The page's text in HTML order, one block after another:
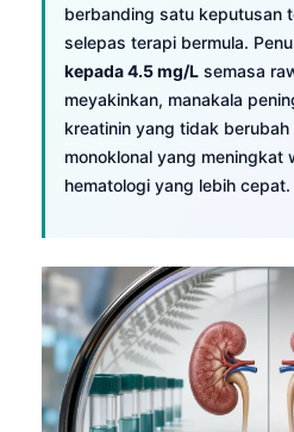
berbanding satu keputusan
selepas terapi bermula.
kepada 4.5 mg/L semasa
meyakinkan, manakala
kreatinin yang tidak
monoklonal yang meningkat
hematologi yang lebih cepat.
Eesti
日本語
Čeština
ქართული
Polski
한국어
Slovenščina
Magyar
Shqip